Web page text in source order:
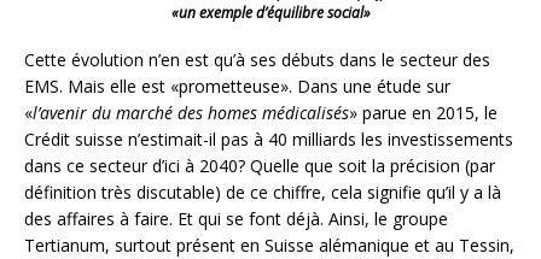
«un exemple d’équilibre social»
Cette évolution n’en est qu’à ses débuts dans le secteur des
EMS. Mais elle est «prometteuse». Dans une étude sur
«l’avenir du marché des homes médicalisés» parue en 2015, le
Crédit suisse n’estimait-il pas à 40 milliards les investissements
dans ce secteur d’ici à 2040? Quelle que soit la précision (par
définition très discutable) de ce chiffre, cela signifie qu’il y a là
des affaires à faire. Et qui se font déjà. Ainsi, le groupe
Tertianum, surtout présent en Suisse alémanique et au Tessin,